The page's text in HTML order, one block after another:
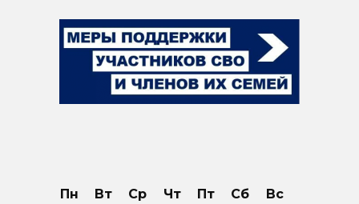
Пн Вт Ср Чт Пт Сб
Вс